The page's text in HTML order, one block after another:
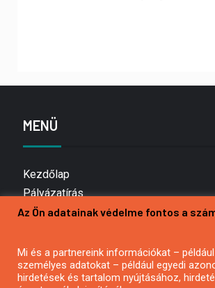
MENÜ
Kezdőlap
Pályázatírás
Bemutatkozás
Hírlevél feliratkozás
Impresszum
Az Ön adatainak védelme fontos a
Mi és a partnereink információkat –
személyes adatokat – például egyedi
hirdetések és tartalom nyújtásához,